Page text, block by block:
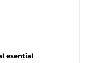
esențial